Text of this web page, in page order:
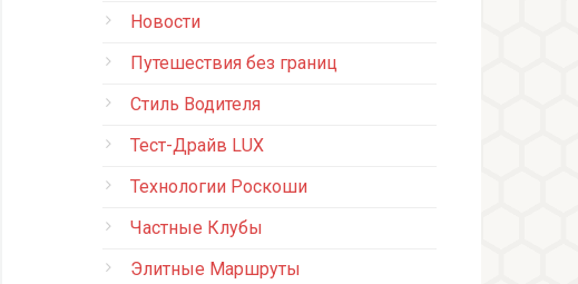
Новости
Путешествия без границ
Стиль Водителя
Тест-Драйв LUX
Технологии Роскоши
Частные Клубы
Элитные Маршруты